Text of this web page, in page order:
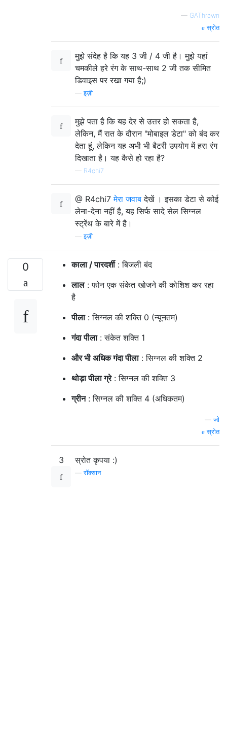
— GAThrawn
स्रोत
मुझे संदेह है कि यह 3 जी / 4 जी है। मुझे यहां
चमकीले हरे रंग के साथ-साथ 2 जी तक सीमित
डिवाइस पर रखा गया है;)
—इज़ी
मुझे पता है कि यह देर से उत्तर हो सकता है,
लेकिन, मैं रात के दौरान "मोबाइल डेटा" को बंद कर
देता हूं, लेकिन यह अभी भी बैटरी उपयोग में हरा रंग
दिखाता है। यह कैसे हो रहा है?
— R4chi7
@ R4chi7मेरा जवाब देखें । इसका डेटा से कोई
लेना-देना नहीं है, यह सिर्फ सादे सेल सिग्नल
स्ट्रेंथ के बारे में है।
—इज़ी
0 काला / पारदर्शी: बिजली बंद
लाल: फोन एक संकेत खोजने की कोशिश कर रहा
है
पीला: सिग्नल की शक्ति 0 (न्यूनतम)
गंदा पीला: संकेत शक्ति 1
और भी अधिक गंदा पीला: सिग्नल की शक्ति 2
थोड़ा पीला ग्रे: सिग्नल की शक्ति 3
ग्रीन: सिग्नल की शक्ति 4 (अधिकतम)
—जो
स्रोत
3 स्रोत कृपया :)
—रॉक्सान